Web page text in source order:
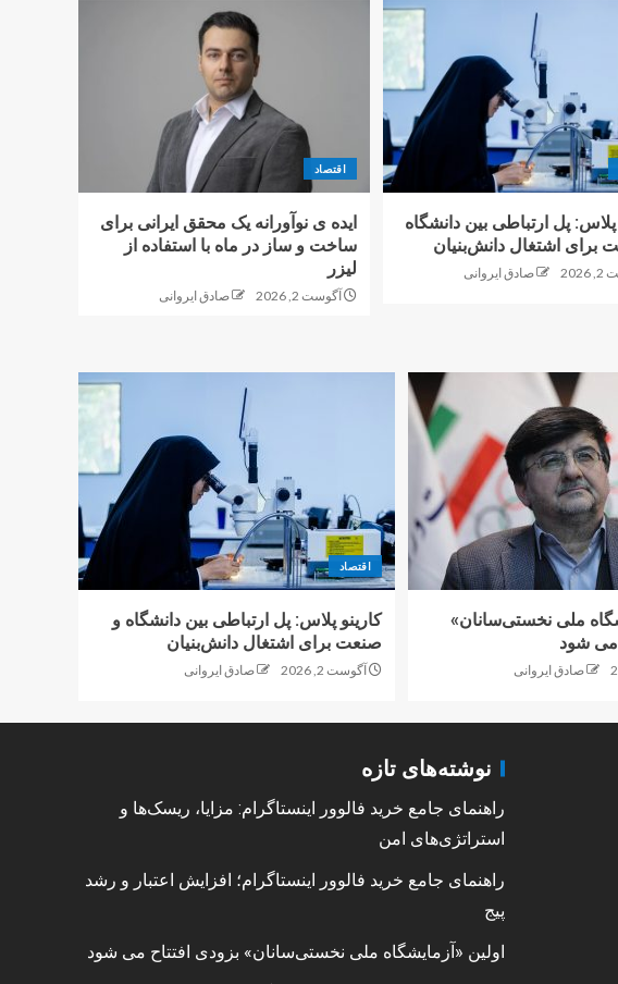
پلاس: پل ارتباطی بین دانشگاه
برای اشتغال دانش‌بنیان
صادق ایروانی
اقتصاد
ایده ی نوآورانه یک محقق ایرانی برای
ساخت و ساز در ماه با استفاده از
لیزر
آگوست 2, 2026 صادق ایروانی
ملی نخستی‌سانان»
می شود
صادق ایروانی
اقتصاد
کارینو پلاس: پل ارتباطی بین دانشگاه و
صنعت برای اشتغال دانش‌بنیان
آگوست 2, 2026 صادق ایروانی
نوشته‌های تازه
راهنمای جامع خرید فالوور اینستاگرام: مزایا، ریسک‌ها و
استراتژی‌های امن
راهنمای جامع خرید فالوور اینستاگرام؛ افزایش اعتبار و رشد
پیج
اولین «آزمایشگاه ملی نخستی‌سانان» بزودی افتتاح می شود